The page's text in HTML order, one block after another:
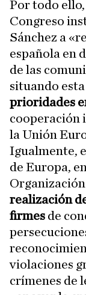
Por todo
Congreso
Sánchez a
española en
de las
situando
prioridades
cooperación
la Unión
Igualmente,
de Europa,
realización
firmes de
violaciones
crímenes de